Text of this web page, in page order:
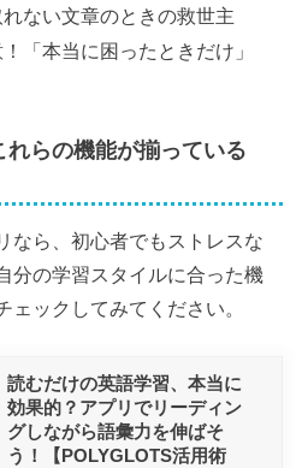
ない文章のときの救世主
「本当に困ったときだけ」
らの機能が揃っている
なら、初心者でもストレスな
分の学習スタイルに合った機
ックしてみてください。
読むだけの英語学習、本当に
効果的？アプリでリーディン
グしながら語彙力を伸ばそ
う！【POLYGLOTS活用術